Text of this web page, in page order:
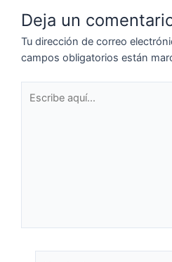
Deja un
Tu dirección de correo
campos obligatorios están